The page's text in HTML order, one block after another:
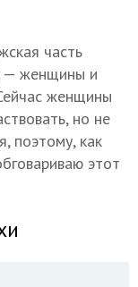
часть
— женщины и
женщины
но не
поэтому, как
этот